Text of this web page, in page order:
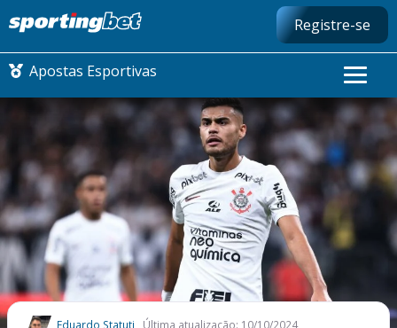
Registre-se
Apostas Esportivas
CONMEBOL LIBERTADORES
FUTEBOL NACIONAL
FUTEBOL INTERNACIONAL
COMO APOSTAR
Eduardo Statuti Última atualização: 10/10/2024